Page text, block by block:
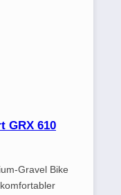
GRX 610
Gravel Bike